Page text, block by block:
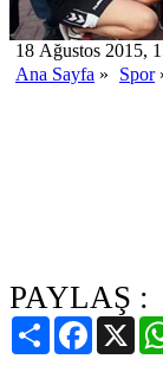
18 Ağustos 2015,
Ana Sayfa » Spor
PAYLAŞ :
Paylaş X